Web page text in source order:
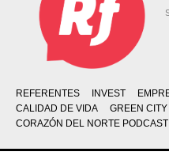
REFERENTES INVEST
CALIDAD DE VIDA
GREEN CITY
CORAZÓN DEL NORTE PODCAST